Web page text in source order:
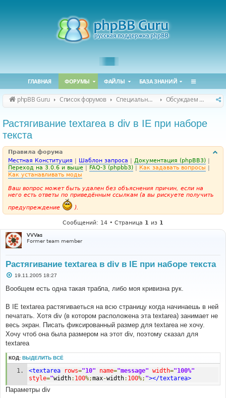
ГЛАВНАЯ ФОРУМЫ ФАЙЛЫ БАЗА ЗНАНИЙ
phpBB Guru Список форумов Специальные форумы Обсуждаем сайт и конференцию
Растягивание textarea в div в IE при наборе
текста
Правила форума
Местная Конституция | Шаблон запроса | Документация (phpBB3) |
Переход на 3.0.6 и выше | FAQ-3 (phpbb3) | Как задавать вопросы |
Как устанавливать моды
Ваш вопрос может быть удален без объяснения причин, если на
него есть ответы по приведённым ссылкам (а вы рискуете получить
предупреждение
).
Сообщений: 14 • Страница 1 из 1
VVVas
Former team member
Растягивание textarea в div в IE при наборе текста
С
о
б
е
н
и
е
19.11.2005 18:27
Вообщем есть одна такая трабла, либо моя кривизна рук.
В IE textarea растягиваеться на всю страницу когда начинаешь в ней
печатать. Хотя div (в котором расположена эта textarea) занимает не
весь экран. Писать фиксированный размер для textarea не хочу.
Хочу чтоб она была размером на этот div, поэтому сказал для
textarea
КОД: ВЫДЕЛИТЬ ВСЁ
<textarea rows="10" name="message" width="100%"
style="width: 100%;max-width: 100%; "></textarea>
Параметры div